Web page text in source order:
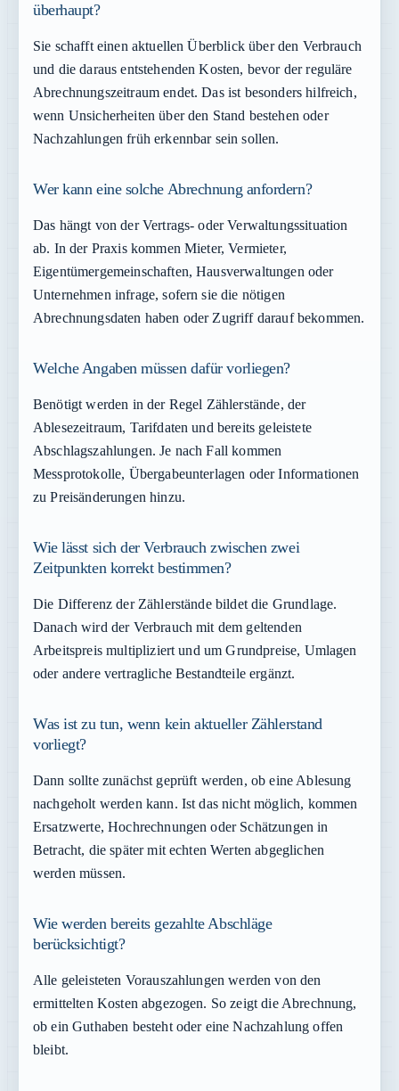
überhaupt?
Sie schafft einen aktuellen Überblick über den Verbrauch
und die daraus entstehenden Kosten, bevor der reguläre
Abrechnungszeitraum endet. Das ist besonders hilfreich,
wenn Unsicherheiten über den Stand bestehen oder
Nachzahlungen früh erkennbar sein sollen.
Wer kann eine solche Abrechnung anfordern?
Das hängt von der Vertrags- oder Verwaltungssituation
ab. In der Praxis kommen Mieter, Vermieter,
Eigentümergemeinschaften, Hausverwaltungen oder
Unternehmen infrage, sofern sie die nötigen
Abrechnungsdaten haben oder Zugriff darauf bekommen.
Welche Angaben müssen dafür vorliegen?
Benötigt werden in der Regel Zählerstände, der
Ablesezeitraum, Tarifdaten und bereits geleistete
Abschlagszahlungen. Je nach Fall kommen
Messprotokolle, Übergabeunterlagen oder Informationen
zu Preisänderungen hinzu.
Wie lässt sich der Verbrauch zwischen zwei
Zeitpunkten korrekt bestimmen?
Die Differenz der Zählerstände bildet die Grundlage.
Danach wird der Verbrauch mit dem geltenden
Arbeitspreis multipliziert und um Grundpreise, Umlagen
oder andere vertragliche Bestandteile ergänzt.
Was ist zu tun, wenn kein aktueller Zählerstand
vorliegt?
Dann sollte zunächst geprüft werden, ob eine Ablesung
nachgeholt werden kann. Ist das nicht möglich, kommen
Ersatzwerte, Hochrechnungen oder Schätzungen in
Betracht, die später mit echten Werten abgeglichen
werden müssen.
Wie werden bereits gezahlte Abschläge
berücksichtigt?
Alle geleisteten Vorauszahlungen werden von den
ermittelten Kosten abgezogen. So zeigt die Abrechnung,
ob ein Guthaben besteht oder eine Nachzahlung offen
bleibt.